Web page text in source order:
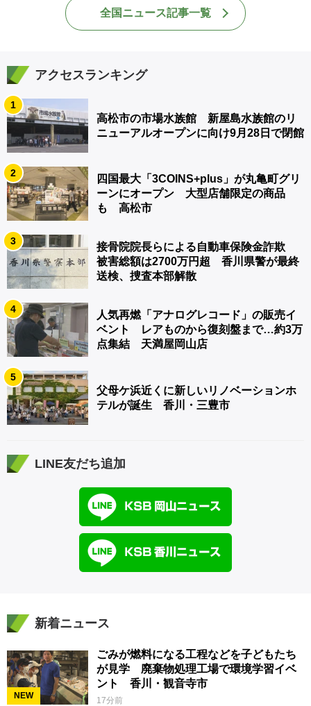
全国ニュース記事一覧
アクセスランキング
1
高松市の市場水族館 新屋島水族館のリ
ニューアルオープンに向け9月28日で閉館
2
四国最大「3COINS+plus」が丸亀町グリ
ーンにオープン 大型店舗限定の商品
も 高松市
3
接骨院院長らによる自動車保険金詐欺
被害総額は2700万円超 香川県警が最終
送検、捜査本部解散
4
人気再燃「アナログレコード」の販売イ
ベント レアものから復刻盤まで…約3万
点集結 天満屋岡山店
5
父母ケ浜近くに新しいリノベーションホ
テルが誕生 香川・三豊市
LINE友だち追加
新着ニュース
NEW
ごみが燃料になる工程などを子どもたち
が見学 廃棄物処理工場で環境学習イベ
ント 香川・観音寺市
17分前